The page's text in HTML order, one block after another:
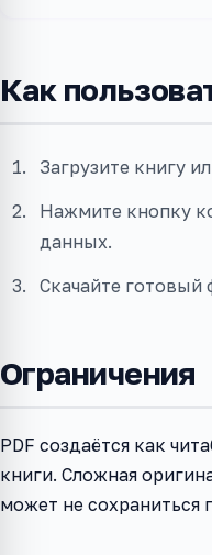
Как
Загрузите книгу
Нажмите кнопку
данных.
Скачайте готовый
Ограничения
PDF создаётся как
книги. Сложная
может не сохраниться